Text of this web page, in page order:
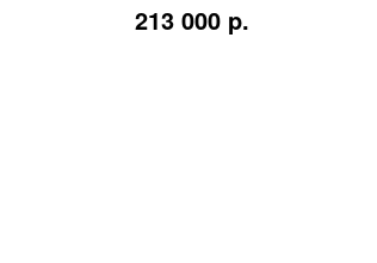
213 000 p.